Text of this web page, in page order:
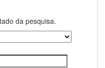
da pesquisa.